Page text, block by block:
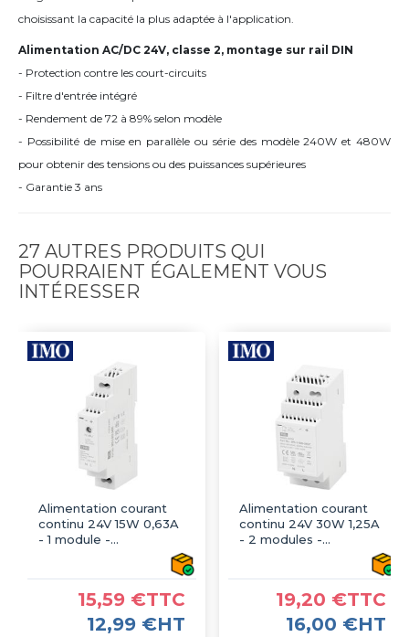
choisissant la capacité la plus adaptée à l'application.
Alimentation AC/DC 24V, classe 2, montage sur rail DIN
- Protection contre les court-circuits
- Filtre d'entrée intégré
- Rendement de 72 à 89% selon modèle
- Possibilité de mise en parallèle ou série des modèle 240W et 480W
pour obtenir des tensions ou des puissances supérieures
- Garantie 3 ans
27 AUTRES PRODUITS QUI
POURRAIENT ÉGALEMENT VOUS
INTÉRESSER
Alimentation courant
continu 24V 15W 0,63A
- 1 module -
15,59 €TTC
12,99 €HT
Alimentation courant
continu 24V 30W 1,25A
- 2 modules -
19,20 €TTC
16,00 €HT